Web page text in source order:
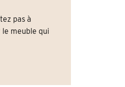
pas à
meuble qui